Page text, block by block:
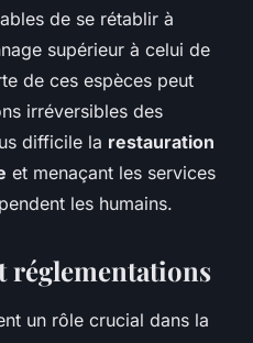
de se rétablir à
supérieur à celui de
de ces espèces peut
irréversibles des
difficile la restauration
et menaçant les services
les humains.
réglementations
un rôle crucial dans la